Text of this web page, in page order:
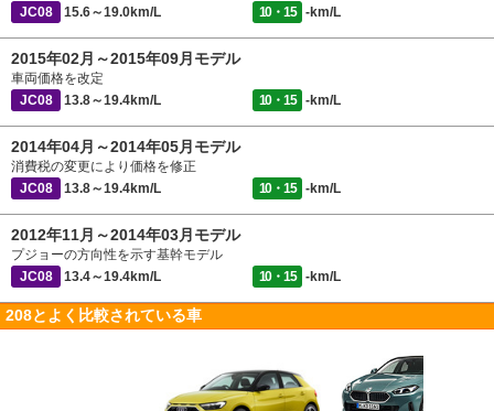
JC08
15.6～19.0km/L 10・15 -km/L
2015年02月～2015年09月モデル
車両価格を改定
JC08
13.8～19.4km/L 10・15 -km/L
2014年04月～2014年05月モデル
消費税の変更により価格を修正
JC08
13.8～19.4km/L 10・15 -km/L
2012年11月～2014年03月モデル
プジョーの方向性を示す基幹モデル
JC08
13.4～19.4km/L 10・15 -km/L
208とよく比較されている車